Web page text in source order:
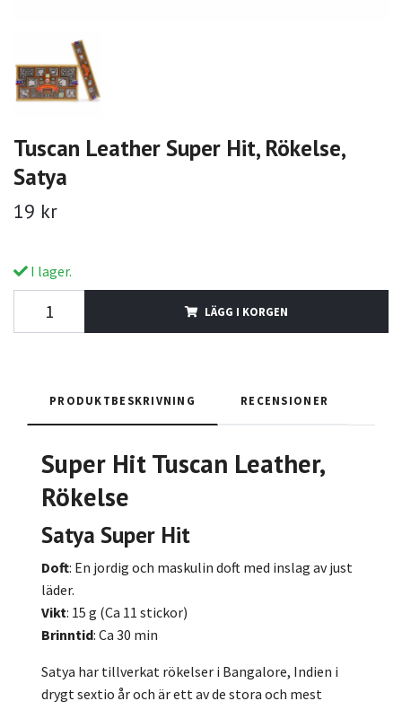
Tuscan Leather Super Hit, Rökelse,
Satya
19 kr
I lager.
LÄGG I KORGEN
PRODUKTBESKRIVNING RECENSIONER
Super HitTuscan Leather,
Rökelse
Satya Super Hit
Doft: En jordig och maskulin doft med inslag av just
läder.
Vikt: 15 g (Ca 11 stickor)
Brinntid: Ca 30 min
Satya har tillverkat rökelser i Bangalore, Indien i
drygt sextio år och är ett av de stora och mest